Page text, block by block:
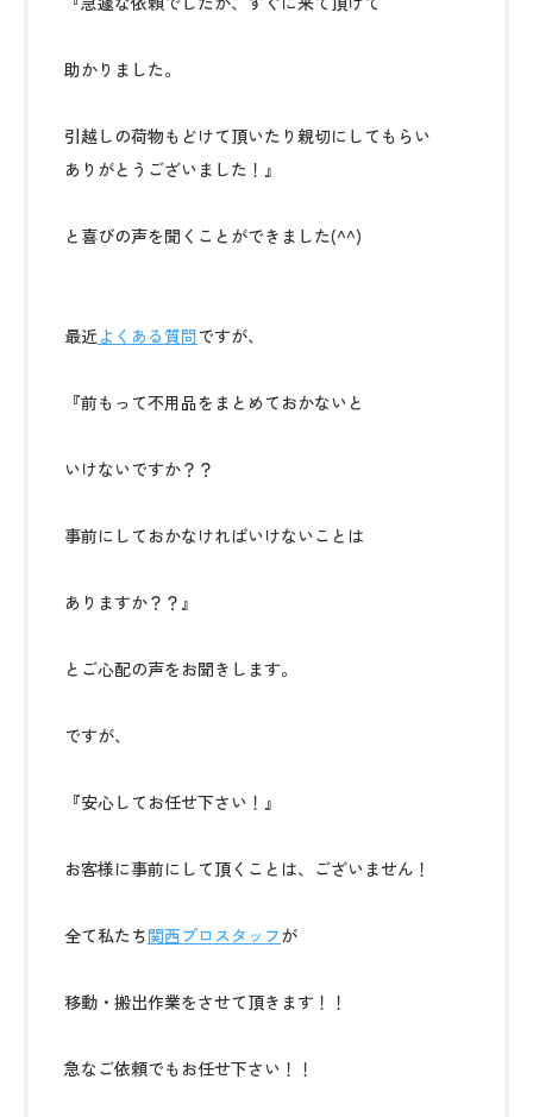
助かりました。
引越しの荷物もどけて頂いたり親切にしてもらい
ありがとうございました！』
と喜びの声を聞くことができました(^^)
最近よくある質問ですが、
『前もって不用品をまとめておかないと
いけないですか？？
事前にしておかなければいけないことは
ありますか？？』
とご心配の声をお聞きします。
ですが、
『安心してお任せ下さい！』
お客様に事前にして頂くことは、ございません！
全て私たち関西プロスタッフが
移動・搬出作業をさせて頂きます！！
急なご依頼でもお任せ下さい！！